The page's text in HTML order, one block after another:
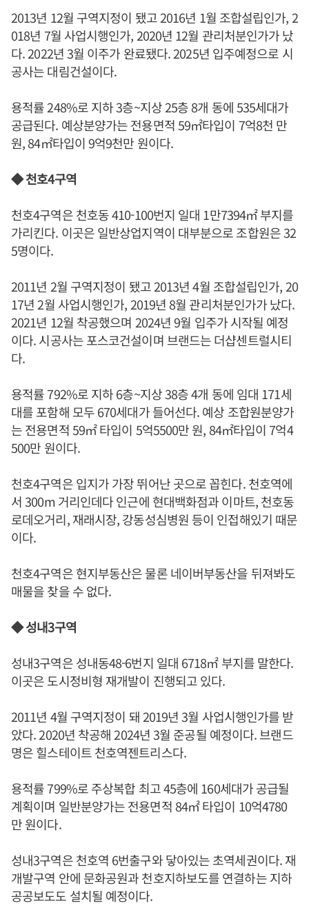
2013년 12월 구역지정이 됐고 2016년 1월 조합설립인가, 2
018년 7월 사업시행인가, 2020년 12월 관리처분인가가 났
다. 2022년 3월 이주가 완료됐다. 2025년 입주예정으로 시
공사는 대림건설이다.
용적률 248%로 지하 3층~지상 25층 8개 동에 535세대가
공급된다. 예상분양가는 전용면적 59㎡타입이 7억8천 만
원, 84㎡타입이 9억9천만 원이다.
◆ 천호4구역
천호4구역은 천호동 410-100번지 일대 1만7394㎡ 부지를
가리킨다. 이곳은 일반상업지역이 대부분으로 조합원은 32
5명이다.
2011년 2월 구역지정이 됐고 2013년 4월 조합설립인가, 20
17년 2월 사업시행인가, 2019년 8월 관리처분인가가 났다.
2021년 12월 착공했으며 2024년 9월 입주가 시작될 예정
이다. 시공사는 포스코건설이며 브랜드는 더샵센트럴시티
다.
용적률 792%로 지하 6층~지상 38층 4개 동에 임대 171세
대를 포함해 모두 670세대가 들어선다. 예상 조합원분양가
는 전용면적 59㎡ 타입이 5억5500만 원, 84㎡타입이 7억4
500만 원이다.
천호4구역은 입지가 가장 뛰어난 곳으로 꼽힌다. 천호역에
서 300m 거리인데다 인근에 현대백화점과 이마트, 천호동
로데오거리, 재래시장, 강동성심병원 등이 인접해있기 때문
이다.
천호4구역은 현지부동산은 물론 네이버부동산을 뒤져봐도
매물을 찾을 수 없다.
◆ 성내3구역
성내3구역은 성내동48-6번지 일대 6718㎡ 부지를 말한다.
이곳은 도시정비형 재개발이 진행되고 있다.
2011년 4월 구역지정이 돼 2019년 3월 사업시행인가를 받
았다. 2020년 착공해 2024년 3월 준공될 예정이다. 브랜드
명은 힐스테이트 천호역젠트리스다.
용적률 799%로 주상복합 최고 45층에 160세대가 공급될
계획이며 일반분양가는 전용면적 84㎡ 타입이 10억4780
만 원이다.
성내3구역은 천호역 6번출구와 닿아있는 초역세권이다. 재
개발구역 안에 문화공원과 천호지하보도를 연결하는 지하
공공보도도 설치될 예정이다.